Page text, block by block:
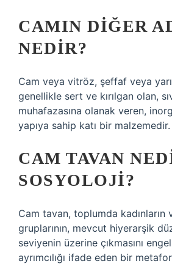
CAMIN DIĞER
NEDIR?
Cam veya vitröz, şeffaf veya
genellikle sert ve kırılgan olan,
muhafazasına olanak veren,
yapıya sahip katı bir malzemedir.
CAM TAVAN
SOSYOLOJI?
Cam tavan, toplumda kadınların
gruplarının, mevcut hiyerarşik
seviyenin üzerine çıkmasını
ayrımcılığı ifade eden bir